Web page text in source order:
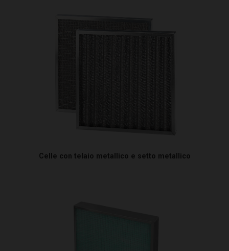
Celle con telaio metallico e setto metallico